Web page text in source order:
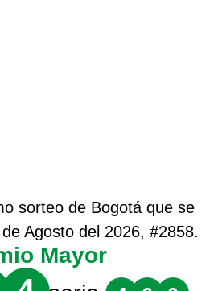
sorteo de Bogotá que se
Agosto del 2026, #2858.
Mayor